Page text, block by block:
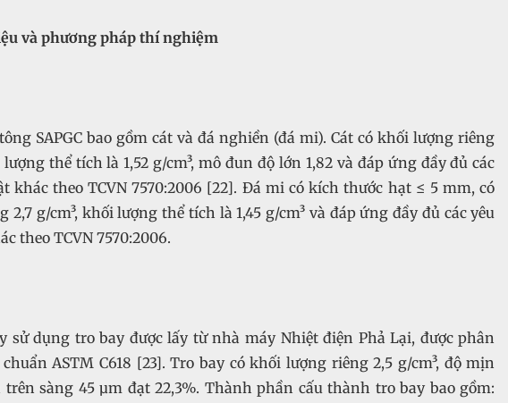
và phương pháp thí nghiệm
SAPGC bao gồm cát và đá nghiền (đá mi). Cát có khối lượng riêng
lượng thể tích là 1,52 g/cm³, mô đun độ lớn 1,82 và đáp ứng đầy đủ các
khác theo TCVN 7570:2006 [22]. Đá mi có kích thước hạt ≤ 5 mm, có
2,7 g/cm³, khối lượng thể tích là 1,45 g/cm³ và đáp ứng đầy đủ các yêu
theo TCVN 7570:2006.
sử dụng tro bay được lấy từ nhà máy Nhiệt điện Phả Lại, được phân
ASTM C618 [23]. Tro bay có khối lượng riêng 2,5 g/cm³, độ mịn
sàng 45 µm đạt 22,3%. Thành phần cấu thành tro bay bao gồm: